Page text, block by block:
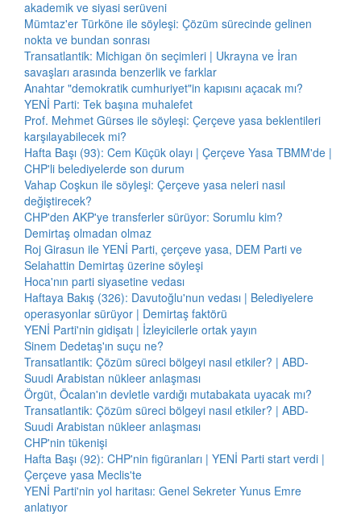
akademik ve siyasi serüveni
Mümtaz'er Türköne ile söyleşi: Çözüm sürecinde gelinen
nokta ve bundan sonrası
Transatlantik: Michigan ön seçimleri | Ukrayna ve İran
savaşları arasında benzerlik ve farklar
Anahtar "demokratik cumhuriyet"in kapısını açacak mı?
YENİ Parti: Tek başına muhalefet
Prof. Mehmet Gürses ile söyleşi: Çerçeve yasa beklentileri
karşılayabilecek mi?
Hafta Başı (93): Cem Küçük olayı | Çerçeve Yasa TBMM'de |
CHP'li belediyelerde son durum
Vahap Coşkun ile söyleşi: Çerçeve yasa neleri nasıl
değiştirecek?
CHP'den AKP'ye transferler sürüyor: Sorumlu kim?
Demirtaş olmadan olmaz
Roj Girasun ile YENİ Parti, çerçeve yasa, DEM Parti ve
Selahattin Demirtaş üzerine söyleşi
Hoca'nın parti siyasetine vedası
Haftaya Bakış (326): Davutoğlu'nun vedası | Belediyelere
operasyonlar sürüyor | Demirtaş faktörü
YENİ Parti'nin gidişatı | İzleyicilerle ortak yayın
Sinem Dedetaş'ın suçu ne?
Transatlantik: Çözüm süreci bölgeyi nasıl etkiler? | ABD-
Suudi Arabistan nükleer anlaşması
Örgüt, Öcalan'ın devletle vardığı mutabakata uyacak mı?
Transatlantik: Çözüm süreci bölgeyi nasıl etkiler? | ABD-
Suudi Arabistan nükleer anlaşması
CHP'nin tükenişi
Hafta Başı (92): CHP'nin figüranları | YENİ Parti start verdi |
Çerçeve yasa Meclis'te
YENİ Parti'nin yol haritası: Genel Sekreter Yunus Emre
anlatıyor